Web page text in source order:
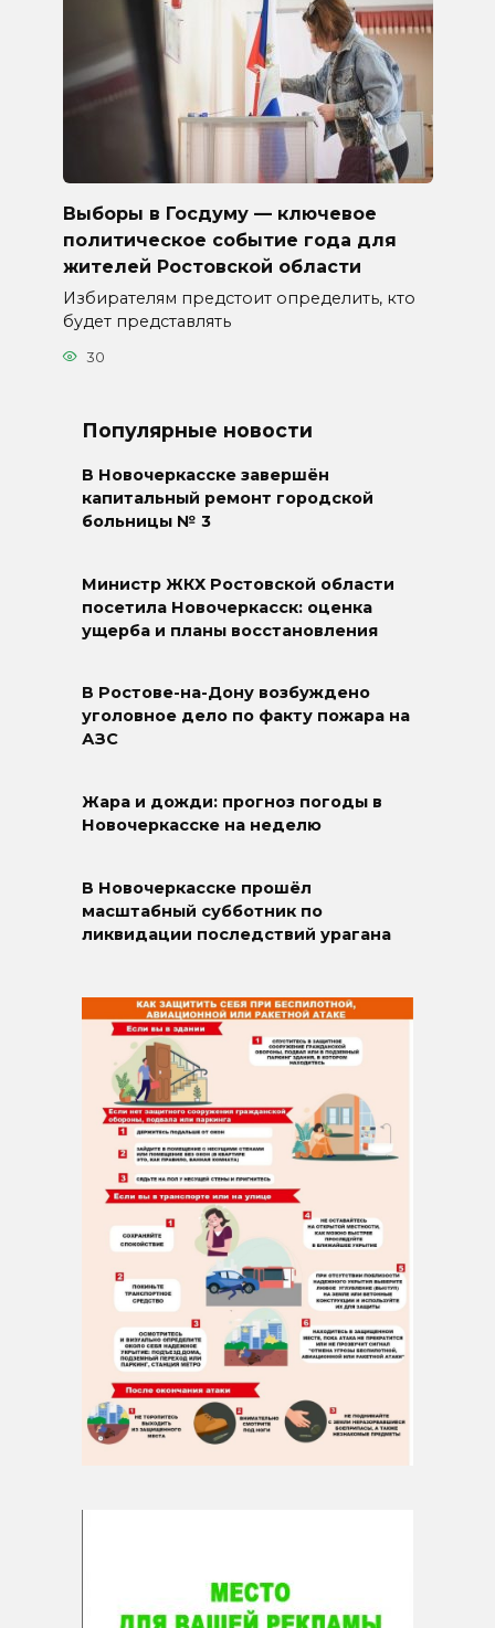
Выборы в Госдуму — ключевое
политическое событие года для
жителей Ростовской области
Избирателям предстоит определить, кто
будет представлять
30
Популярные новости
В Новочеркасске завершён
капитальный ремонт городской
больницы № 3
Министр ЖКХ Ростовской области
посетила Новочеркасск: оценка
ущерба и планы восстановления
В Ростове-на-Дону возбуждено
уголовное дело по факту пожара на
АЗС
Жара и дожди: прогноз погоды в
Новочеркасске на неделю
В Новочеркасске прошёл
масштабный субботник по
ликвидации последствий урагана